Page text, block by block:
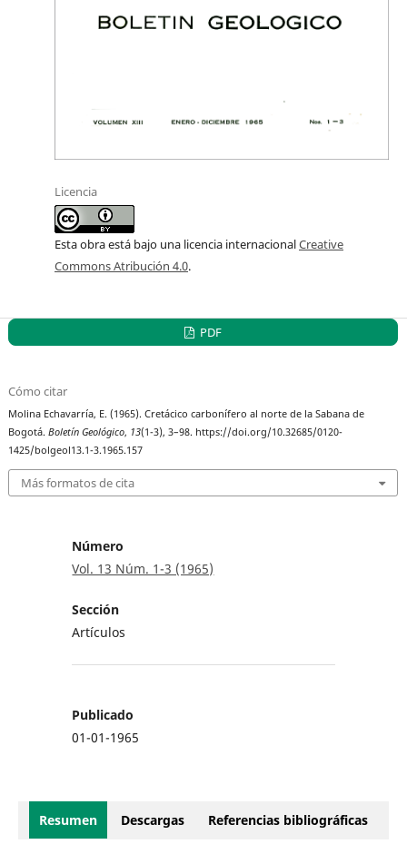
Licencia
Esta obra está bajo una licencia internacionalCreative
Commons Atribución 4.0.
PDF
Cómo citar
Molina Echavarría, E. (1965). Cretácico carbonífero al norte de la Sabana de
Bogotá.Boletín Geológico, 13(1-3), 3–98. https://doi.org/10.32685/0120-
1425/bolgeol13.1-3.1965.157
Más formatos de cita
Número
Vol. 13 Núm. 1-3 (1965)
Sección
Artículos
Publicado
01-01-1965
Resumen Descargas Referencias bibliográficas